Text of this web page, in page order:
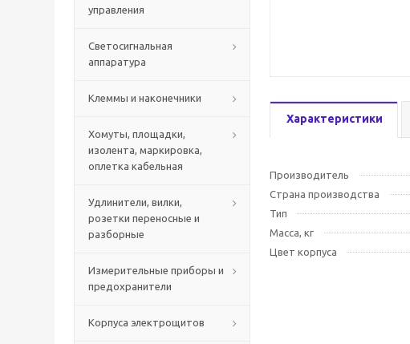
управления
Светосигнальная
аппаратура
Клеммы и наконечники
Хомуты, площадки,
изолента, маркировка,
оплетка кабельная
Удлинители, вилки,
розетки переносные и
разборные
Измерительные приборы и
предохранители
Корпуса электрощитов
Характеристики
Производитель
Страна производства
Тип
Масса, кг
Цвет корпуса